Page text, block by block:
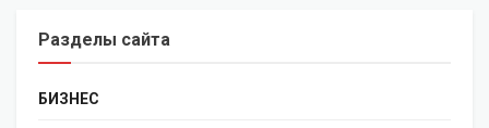
Разделы сайта
БИЗНЕС